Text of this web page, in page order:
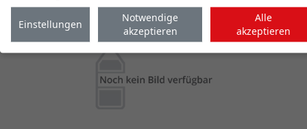
Einstellungen
Notwendige
akzeptieren
Alle
akzeptieren